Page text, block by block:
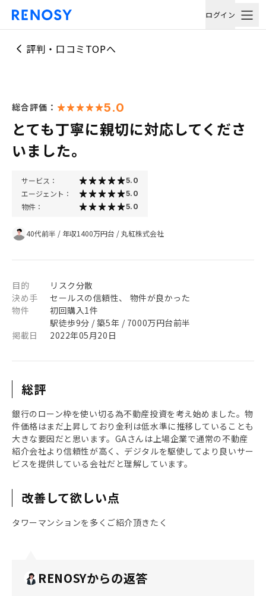
ログイン
評判・口コミTOPへ
総合評価： 5.0
とても丁寧に親切に対応してくださ
いました。
サービス： 5.0
エージェント： 5.0
物件： 5.0
40代前半 / 年収1400万円台 /丸紅株式会社
目的
リスク分散
決め手
セールスの信頼性、 物件が良かった
物件
初回購入1件
駅徒歩9分 / 築5年 / 7000万円台前半
掲載日
2022年05月20日
総評
銀行のローン枠を使い切る為不動産投資を考え始めました。物
件価格はまだ上昇しており金利は低水準に推移していることも
大きな要因だと思います。GAさんは上場企業で通常の不動産
紹介会社より信頼性が高く、デジタルを駆使してより良いサー
ビスを提供している会社だと理解しています。
改善して欲しい点
タワーマンションを多くご紹介頂きたく
RENOSYからの返答